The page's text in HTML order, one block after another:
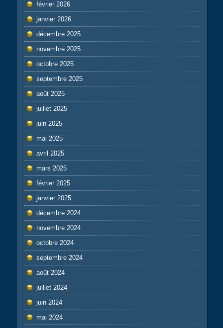
février 2026
janvier 2026
décembre 2025
novembre 2025
octobre 2025
septembre 2025
août 2025
juillet 2025
juin 2025
mai 2025
avril 2025
mars 2025
février 2025
janvier 2025
décembre 2024
novembre 2024
octobre 2024
septembre 2024
août 2024
juillet 2024
juin 2024
mai 2024